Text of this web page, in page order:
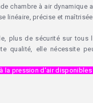
chambre à air dynamique
linéaire, précise et
plus de sécurité sur tous
qualité, elle nécessite
la pression d'air